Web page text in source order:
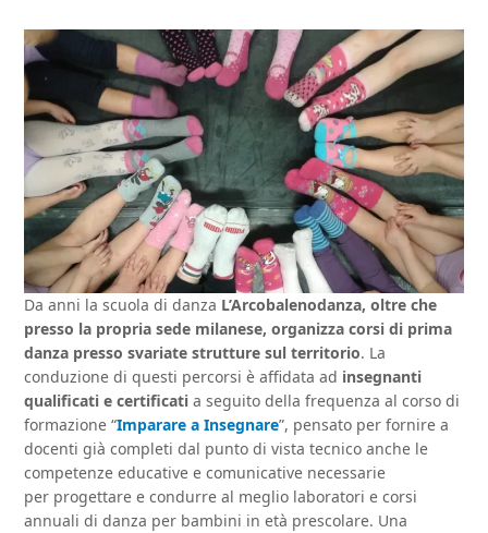
Da anni la scuola di danza L’Arcobalenodanza, oltre che
presso la propria sede milanese, organizza corsi di prima
danza presso svariate strutture sul territorio. La
conduzione di questi percorsi è affidata ad insegnanti
qualificati e certificati a seguito della frequenza al corso di
formazione “Imparare a Insegnare”, pensato per fornire a
docenti già completi dal punto di vista tecnico anche le
competenze educative e comunicative necessarie
per progettare e condurre al meglio laboratori e corsi
annuali di danza per bambini in età prescolare. Una